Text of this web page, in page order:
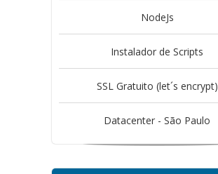
NodeJs
Instalador de Scripts
SSL Gratuito (let´s encrypt)
Datacenter - São Paulo